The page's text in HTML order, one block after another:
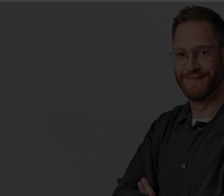
Logga in